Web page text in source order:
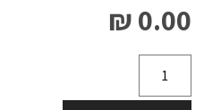
0.00 ₪